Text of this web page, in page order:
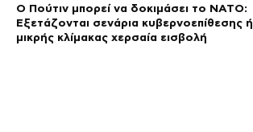
Ο Πούτιν μπορεί να δοκιμάσει το ΝΑΤΟ:
Εξετάζονται σενάρια κυβερνοεπίθεσης ή
μικρής κλίμακας χερσαία εισβολή